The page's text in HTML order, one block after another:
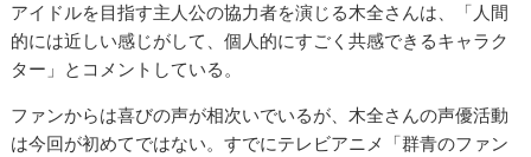
アイドルを目指す主人公の協力者を演じる木全さんは、「人間
的には近しい感じがして、個人的にすごく共感できるキャラク
ター」とコメントしている。
ファンからは喜びの声が相次いでいるが、木全さんの声優活動
は今回が初めてではない。すでにテレビアニメ「群青のファン